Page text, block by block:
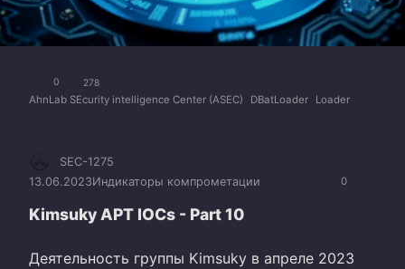
0 278
AhnLab SEcurity intelligence Center (ASEC) DBatLoader Loader
0
SEC-1275
13.06.2023Индикаторы компрометации
Kimsuky APT IOCs - Part 10
Деятельность группы Kimsuky в апреле 2023